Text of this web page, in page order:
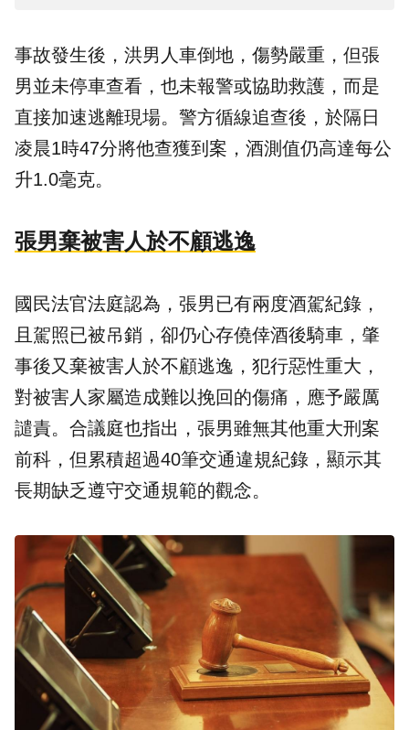
事故發生後，洪男人車倒地，傷勢嚴重，但張
男並未停車查看，也未報警或協助救護，而是
直接加速逃離現場。警方循線追查後，於隔日
凌晨1時47分將他查獲到案，酒測值仍高達每公
升1.0毫克。
張男棄被害人於不顧逃逸
國民法官法庭認為，張男已有兩度酒駕紀錄，
且駕照已被吊銷，卻仍心存僥倖酒後騎車，肇
事後又棄被害人於不顧逃逸，犯行惡性重大，
對被害人家屬造成難以挽回的傷痛，應予嚴厲
譴責。合議庭也指出，張男雖無其他重大刑案
前科，但累積超過40筆交通違規紀錄，顯示其
長期缺乏遵守交通規範的觀念。